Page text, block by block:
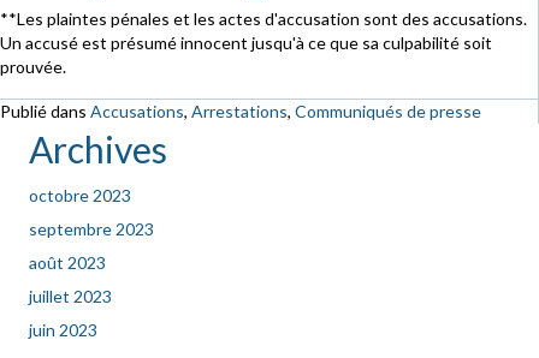
**Les plaintes pénales et les actes d'accusation sont des accusations.
Un accusé est présumé innocent jusqu'à ce que sa culpabilité soit
prouvée.
Publié dans Accusations, Arrestations, Communiqués de presse
Archives
octobre 2023
septembre 2023
août 2023
juillet 2023
juin 2023